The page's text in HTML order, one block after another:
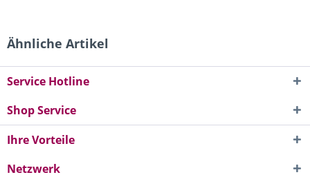
Ähnliche Artikel
Service Hotline
Shop Service
Ihre Vorteile
Netzwerk